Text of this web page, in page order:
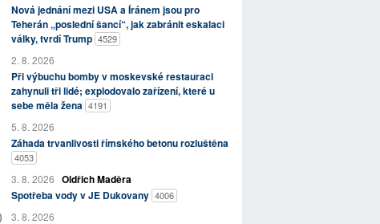
Nová jednání mezi USA a Íránem jsou pro
Teherán „poslední šancí“, jak zabránit eskalaci
války, tvrdí Trump 4529
2. 8. 2026
Při výbuchu bomby v moskevské restauraci
zahynuli tři lidé; explodovalo zařízení, které u
sebe měla žena 4191
5. 8. 2026
Záhada trvanlivosti římského betonu rozluštěna
4053
3. 8. 2026 Oldřich Maděra
Spotřeba vody v JE Dukovany 4006
3. 8. 2026